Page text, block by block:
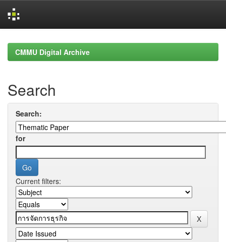
navigationCMMU Digital Archive
Search
Search:
for
Current filters: